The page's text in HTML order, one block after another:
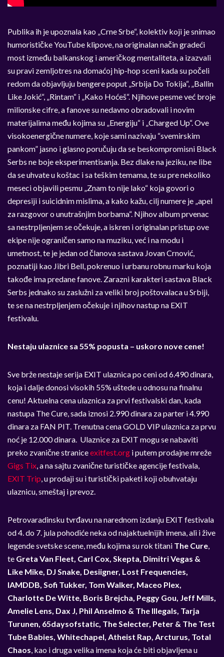
Publika ih je upoznala kao „Crne Srbe“, kolektiv koji je snimao
humorističke YouTube klipove, na originalan način gradeći
most između balkanskog i američkog mentaliteta, a izazvali
su pravi zemljotres na domaćoj hip-hop sceni kada su počeli
redom da objavljuju bengere poput „Srbija Do Tokija“, „Ballin
Like Jokić“, „Rintam“ i „Kako Hoćeš“. Njihove pesme već broje
milionske cifre, a fanove su nedavno obradovali i novim
materijalima među kojima su „Energiju“ i „Charged Up“. Ove
visokoenergične numere, koje sami nazivaju “svemirskim
pankom” jasno i glasno poručuju da se beskompromisni Black
Serbs ne boje eksperimentisanja. Bez dlake na jeziku, ne libe
da se uhvate u koštac i sa teškim temama, te su pre nekoliko
meseci objavili pesmu „Znam to nije lako“ koja govori o
depresiji i suicidnim mislima, a kako kažu, cilj numere je „apel
za razgovor o unutrašnjim borbama“. Njihov album prvenac
sa nestrpljenjem se očekuje, a iskren i originalan pristup ove
ekipe nije ograničen samo na muziku, već i na modu i
umetnost, te je jedan od članova sastava Jovan Crnović,
poznatiji kao Jibri Bell, pokrenuo i urbanu robnu marku koja
takođe ima predane fanove. Zarazni karakteri sastava Black
Serbs jednako su zaslužni za veliki broj poštovalaca u Srbiji,
te se na nestrpljenjem očekuje i njihov nastup na EXIT
festivalu.
Nestaju ulaznice sa 55% popusta – uskoro nove cene!
Sve brže nestaje serija EXIT ulaznica po ceni od 6.490 dinara,
koja i dalje donosi visokih 55% uštede u odnosu na finalnu
cenu! Aktuelna cena ulaznica za prvi festivalski dan, kada
nastupa The Cure, sada iznosi 2.990 dinara za parter i 4.990
dinara za FAN PIT. Trenutna cena GOLD VIP ulaznica za prvu
noć je 12.000 dinara. Ulaznice za EXIT mogu se nabaviti
preko zvanične straniceexitfest.org i putem prodajne mreže
Gigs Tix , a na sajtu zvanične turističke agencije festivala,
EXIT Trip , u prodaji su i turistički paketi koji obuhvataju
ulaznicu, smeštaj i prevoz.
Petrovaradinsku tvrđavu na narednom izdanju EXIT festivala
od 4. do 7. jula pohodiće neka od najaktuelnijih imena, ali i žive
legende svetske scene, među kojima su rok titani The Cure
te Greta Van Fleet, Carl Cox, Skepta, Dimitri Vegas &
Like Mike, DJ Snake, Desiigner, Lost Frequencies,
IAMDDB, Sofi Tukker, Tom Walker, Maceo Plex,
Charlotte De Witte, Boris Brejcha, Peggy Gou, Jeff Mills,
Amelie Lens, Dax J, Phil Anselmo & The Illegals, Tarja
Turunen, 65daysofstatic, The Selecter, Peter & The Test
Tube Babies, Whitechapel, Atheist Rap, Arcturus, Total
Chaos , kao i druga velika imena koja će biti objavljena u